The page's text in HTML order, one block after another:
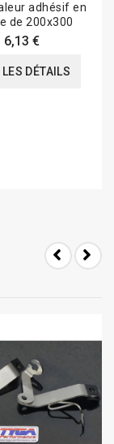
adhésif en
de 200x300
6,13 €
DÉTAILS